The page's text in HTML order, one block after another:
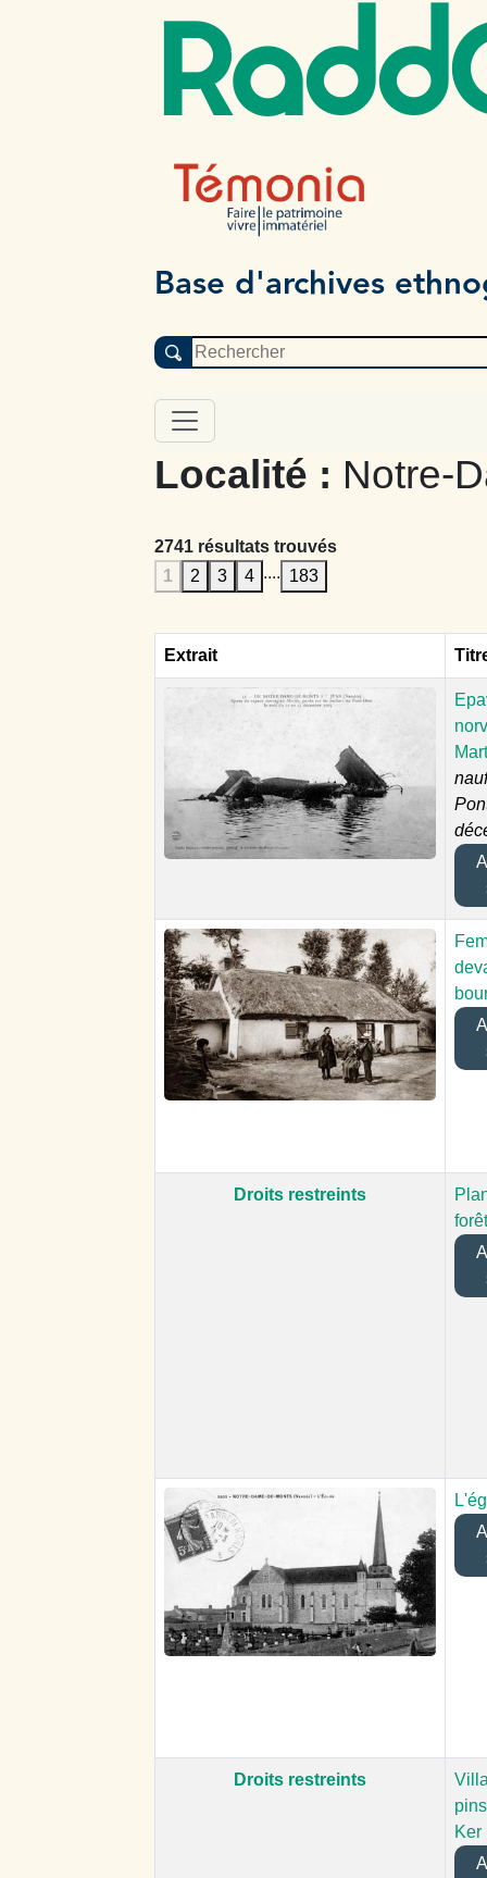
Base d'archives
Localité : Notre-
2741 résultats trouvés
1
2 3 4 .... 183
Extrait
Droits restreints
Droits restreints
Ker